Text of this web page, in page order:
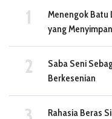
Menengok Batu
yang
Saba Seni
Berkesenian
Rahasia Beras